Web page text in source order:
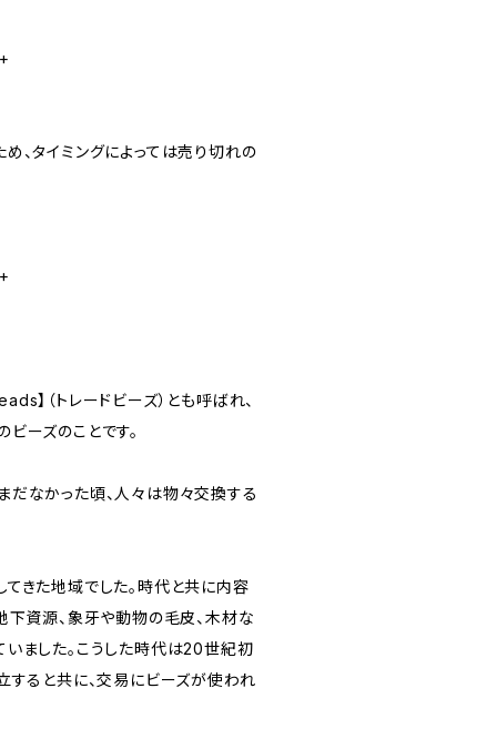
、タイミングによっては売り切れの
】（トレードビーズ）とも呼ばれ、
ーズのことです。
なかった頃、人々は物々交換する
きた地域でした。時代と共に内容
下資源、象牙や動物の毛皮、木材な
ました。こうした時代は20世紀初
すると共に、交易にビーズが使われ